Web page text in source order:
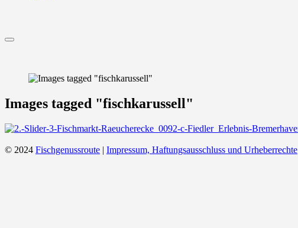
Menu
Images tagged "fischkarussell"
© 2024 Fischgenussroute | Impressum, Haftungsausschluss und Urheberrechte